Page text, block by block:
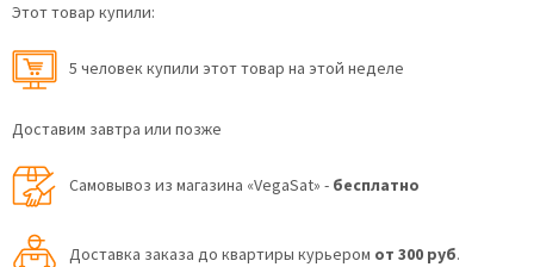
Этот товар купили:
5 человек купили этот товар на этой неделе
Доставим завтра или позже
Самовывоз из магазина «VegaSat» - бесплатно
Доставка заказа до квартиры курьером от 300 руб.